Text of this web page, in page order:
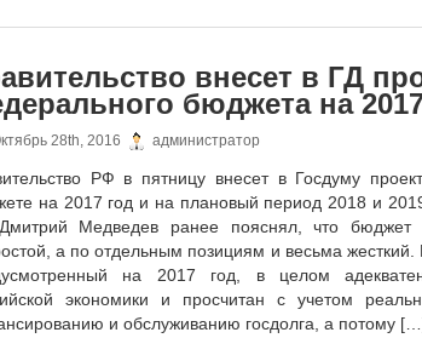
внесет в ГД
бюджета на
28th, 2016 администратор
РФ в пятницу внесет в Госдуму
на 2017 год и на плановый период 2018 и
Медведев ранее пояснял, что бюджет
а по отдельным позициям и весьма
на 2017 год, в целом
экономики и просчитан с учетом
и обслуживанию госдолга, а потому